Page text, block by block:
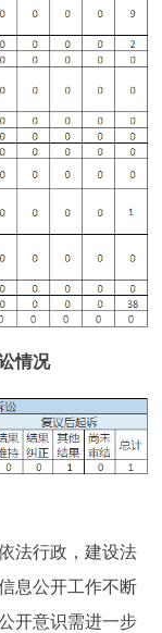
情况
法行政，建设法
息公开工作不断
开意识需进一步